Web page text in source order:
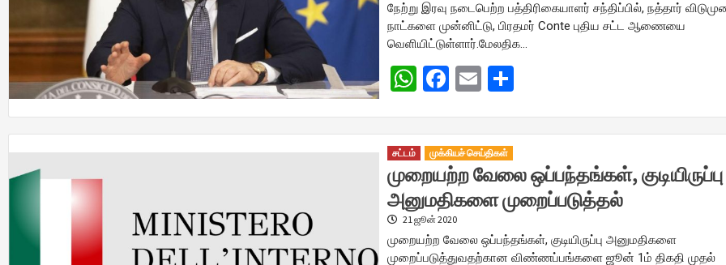
நேற்று இரவு நடைபெற்ற பத்திரிகையாளர் சந்திப்பில், நத்தார்
நாட்களை முன்னிட்டு, பிரதமர் Conte புதிய சட்ட ஆணையை
வெளியிட்டுள்ளார்.மேலதிக…
WhatsApp
Facebook
Email
சட்டம் முக்கியச் செய்திகள்
முறையற்ற வேலை ஒப்பந்தங்கள், குடியிருப்பு
அனுமதிகளை முறைப்படுத்தல்
21 ஜூன் 2020
முறையற்ற வேலை ஒப்பந்தங்கள், குடியிருப்பு அனுமதிகளை
முறைப்படுத்துவதற்கான விண்ணப்பங்களை ஜூன் 1ம் திகதி முதல்